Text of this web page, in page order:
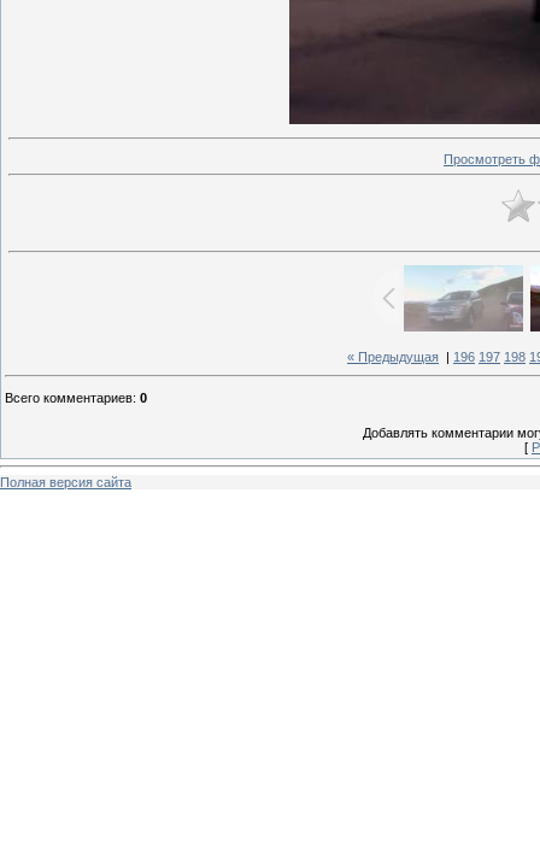
Просмотреть
« Предыдущая 196 197 198
Всего комментариев: 0
Добавлять комментарии
[
Полная версия сайта